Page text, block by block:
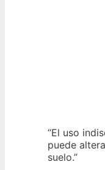
“El uso
puede
suelo.”